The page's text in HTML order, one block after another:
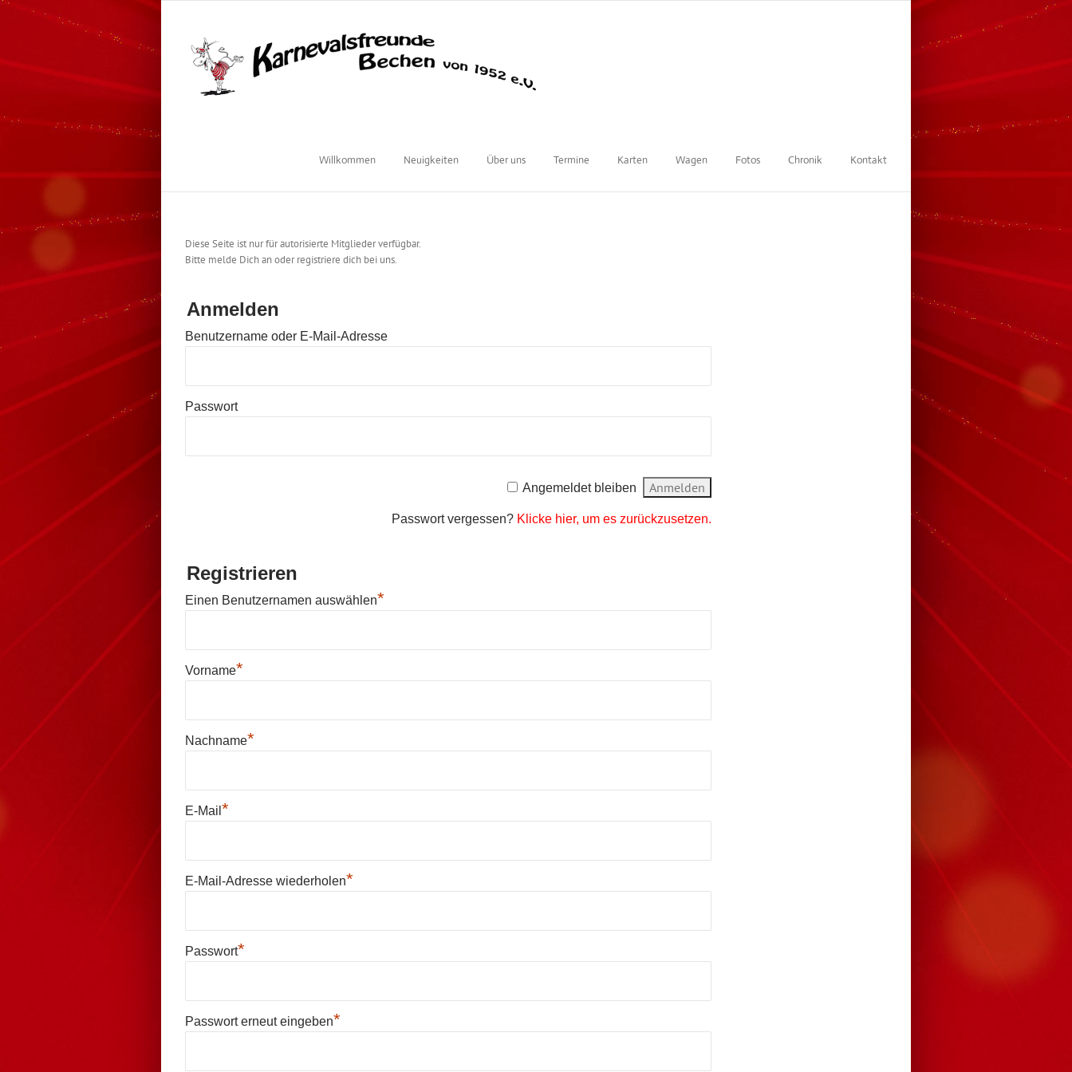
Zum
Willkommen Neuigkeiten Über uns Termine Karten Wagen Fotos Chronik Kontakt
Diese Seite ist nur für autorisierte Mitglieder verfügbar.
Bitte melde Dich an oder registriere dich bei uns.
Anmelden
Benutzername oder E-Mail-Adresse
Passwort
Angemeldet bleiben
Passwort vergessen? Klicke hier, um es zurückzusetzen.
Registrieren
Einen Benutzernamen auswählen*
Vorname*
Nachname*
E-Mail *
E-Mail-Adresse wiederholen*
Passwort*
Passwort erneut eingeben*